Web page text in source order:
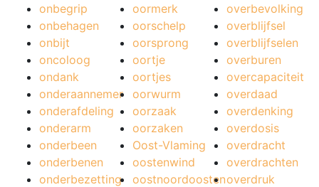
onbegrip
onbehagen
onbijt
oncoloog
ondank
onderaannemer
onderafdeling
onderarm
onderbeen
onderbenen
onderbezetting
oormerk
oorschelp
oorsprong
oortje
oortjes
oorwurm
oorzaak
oorzaken
Oost-Vlaming
oostenwind
oostnoordoosten
overbevolking
overblijfsel
overblijfselen
overburen
overcapaciteit
overdaad
overdenking
overdosis
overdracht
overdrachten
overdruk